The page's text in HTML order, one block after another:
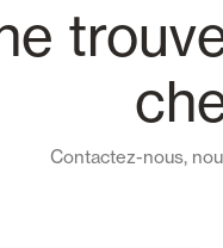
Contactez-nous,